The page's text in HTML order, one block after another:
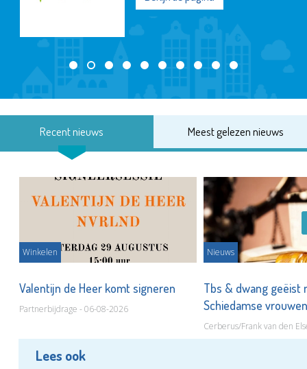
Recent nieuws Meest gelezen nieuws
Winkelen
Valentijn de Heer komt signeren
Partnerbijdrage - 06-08-2026
Nieuws
Tbs & dwang geëist
Schiedamse
Cerberus/Frank van den
Lees ook